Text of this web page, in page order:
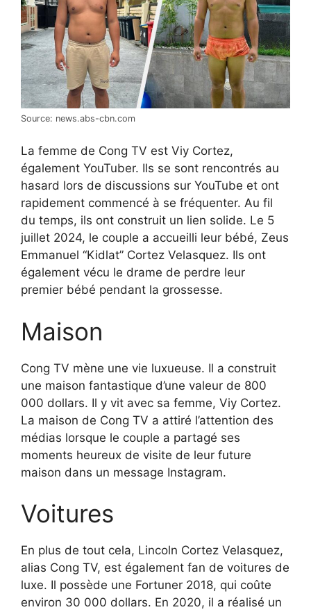
Source: news.abs-cbn.com
La femme de Cong TV est Viy Cortez,
également YouTuber. Ils se sont rencontrés au
hasard lors de discussions sur YouTube et ont
rapidement commencé à se fréquenter. Au fil
du temps, ils ont construit un lien solide. Le 5
juillet 2024, le couple a accueilli leur bébé, Zeus
Emmanuel “Kidlat” Cortez Velasquez. Ils ont
également vécu le drame de perdre leur
premier bébé pendant la grossesse.
Maison
Cong TV mène une vie luxueuse. Il a construit
une maison fantastique d’une valeur de 800
000 dollars. Il y vit avec sa femme, Viy Cortez.
La maison de Cong TV a attiré l’attention des
médias lorsque le couple a partagé ses
moments heureux de visite de leur future
maison dans un message Instagram.
Voitures
En plus de tout cela, Lincoln Cortez Velasquez,
alias Cong TV, est également fan de voitures de
luxe. Il possède une Fortuner 2018, qui coûte
environ 30 000 dollars. En 2020, il a réalisé un